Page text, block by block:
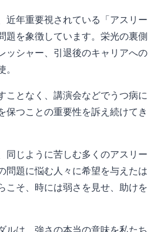
近年重要視されている「アスリー
題を象徴しています。栄光の裏側
ッシャー、引退後のキャリアへの
ことなく、講演会などでうつ病に
保つことの重要性を訴え続けてき
同じように苦しむ多くのアスリー
問題に悩む人々に希望を与えたは
こそ、時には弱さを見せ、助けを
ルは、強さの本当の意味を私たち